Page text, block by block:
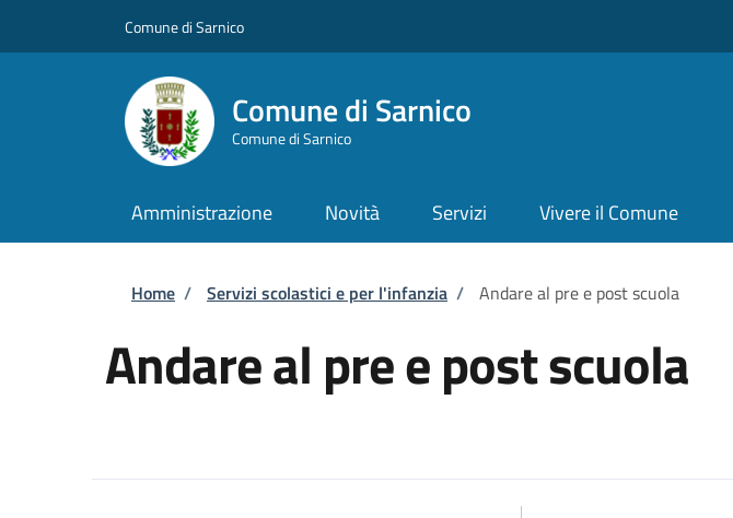
Comune di Sarnico
Comune di Sarnico
Comune di Sarnico
Amministrazione Novità Servizi Vivere il Comune
Briciole di pane
Home / Servizi scolastici e per l'infanzia / Andare al pre e post scuola
Andare al pre e post scuola